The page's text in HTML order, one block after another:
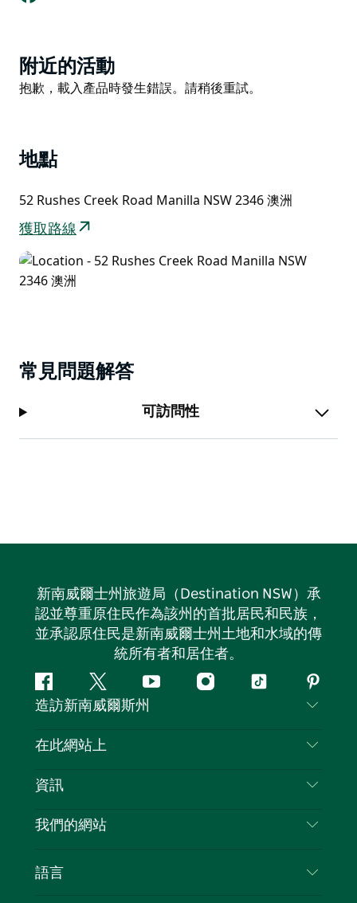
提供單人房、雙床房、套間房和家庭房。設備齊全的小屋
設有連接浴室、全套烹飪設施、免費網絡和電視。
Product
List
附近的活動
Product
抱歉，載入產品時發生錯誤。請稍後重試。
地點
52 Rushes Creek Road Manilla NSW 2346 澳洲
獲取路線
常見問題解答
可訪問性
新南威爾士州旅遊局（Destination NSW）承
認並尊重原住民作為該州的首批居民和民族，
並承認原住民是新南威爾士州土地和水域的傳
統所有者和居住者。
Facebook嘰
嘰
喳
Youtube Instagram
抖
造訪新南威爾斯州
聯絡我們
隱私
Cookie 通知
在此網站上
目的地
新南威爾斯州公路旅行
活動
資訊
旅行資訊
新南威爾斯的商業
我們的網站
語言